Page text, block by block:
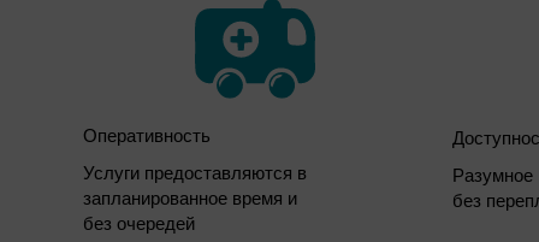
Оперативность
Услуги предоставляются в
запланированное время и
без очередей
Разумное
без